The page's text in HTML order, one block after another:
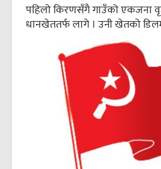
पहिलो किरणसँगै गाउँको एकजना
धानखेततर्फ लागे । उनी खेतको